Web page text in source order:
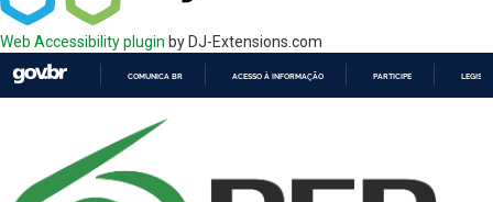
Web Accessibility plugin by DJ-Extensions.com
COMUNICA BR ACESSO À INFORMAÇÃO PARTICIPE